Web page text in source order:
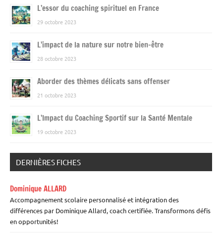
L’essor du coaching spirituel en France
29 octobre 2023
L’impact de la nature sur notre bien-être
28 octobre 2023
Aborder des thèmes délicats sans offenser
21 octobre 2023
L’Impact du Coaching Sportif sur la Santé Mentale
19 octobre 2023
DERNIÈRES FICHES
Dominique ALLARD
Accompagnement scolaire personnalisé et intégration des
différences par Dominique Allard, coach certifiée. Transformons défis
en opportunités!